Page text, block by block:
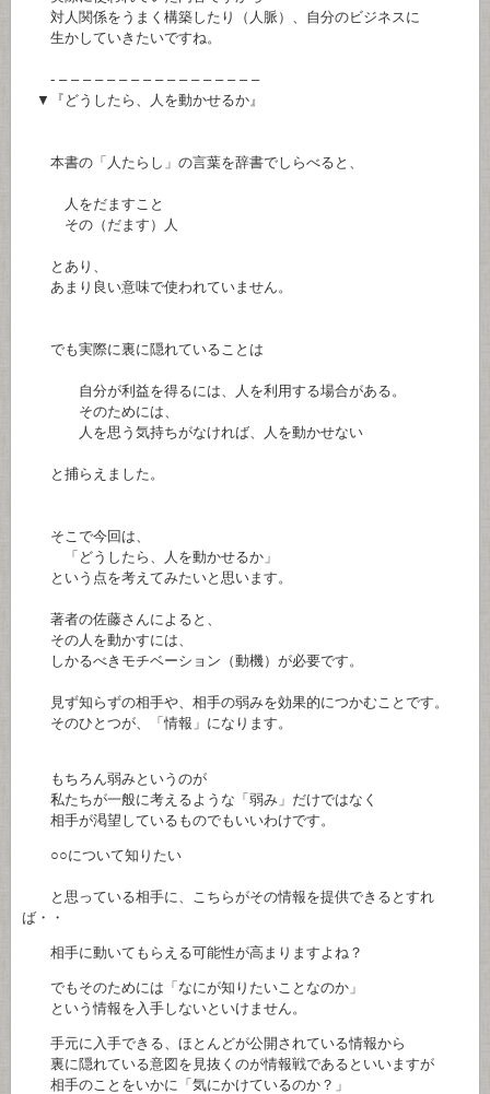
対人関係をうまく構築したり（人脈）、自分のビジネスに
生かしていきたいですね。
- – – – – – – – – – – – – – – – – –
▼『どうしたら、人を動かせるか』
本書の「人たらし」の言葉を辞書でしらべると、
人をだますこと
その（だます）人
とあり、
あまり良い意味で使われていません。
でも実際に裏に隠れていることは
自分が利益を得るには、人を利用する場合がある。
そのためには、
人を思う気持ちがなければ、人を動かせない
と捕らえました。
そこで今回は、
「どうしたら、人を動かせるか」
という点を考えてみたいと思います。
著者の佐藤さんによると、
その人を動かすには、
しかるべきモチベーション（動機）が必要です。
見ず知らずの相手や、相手の弱みを効果的につかむことです。
そのひとつが、「情報」になります。
もちろん弱みというのが
私たちが一般に考えるような「弱み」だけではなく
相手が渇望しているものでもいいわけです。
○○について知りたい
と思っている相手に、こちらがその情報を提供できるとすれ
ば・・
相手に動いてもらえる可能性が高まりますよね？
でもそのためには「なにが知りたいことなのか」
という情報を入手しないといけません。
手元に入手できる、ほとんどが公開されている情報から
裏に隠れている意図を見抜くのが情報戦であるといいますが
相手のことをいかに「気にかけているのか？」